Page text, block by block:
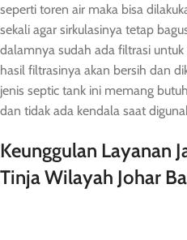
seperti toren air maka bisa
sekali agar sirkulasinya tetap
dalamnya sudah ada filtrasi untuk
hasil filtrasinya akan bersih dan
jenis septic tank ini memang
dan tidak ada kendala saat
Keunggulan Layanan
Tinja Wilayah Johar